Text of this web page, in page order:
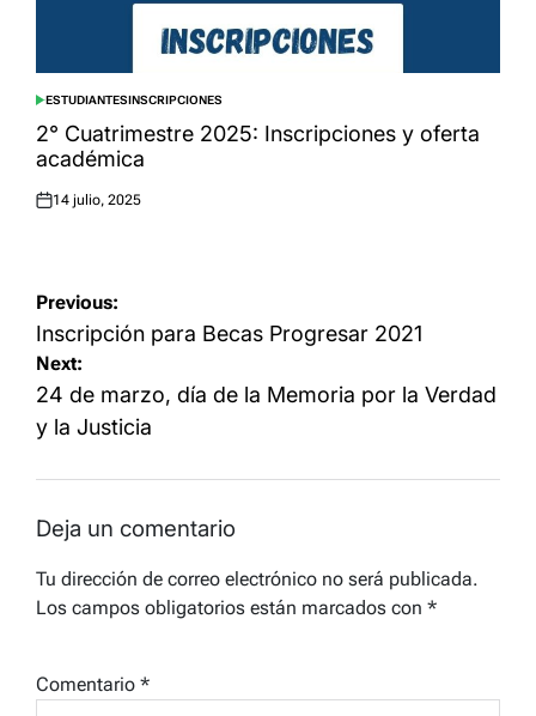
POSTED
IN
ESTUDIANTESINSCRIPCIONES
2° Cuatrimestre 2025: Inscripciones y oferta
académica
Posted
14 julio, 2025
Navegación
de
entradas
Previous:
Inscripción para Becas Progresar 2021
Next:
24 de marzo, día de la Memoria por la Verdad
y la Justicia
Deja un comentario
Tu dirección de correo electrónico no será publicada.
Los campos obligatorios están marcados con *
Comentario *